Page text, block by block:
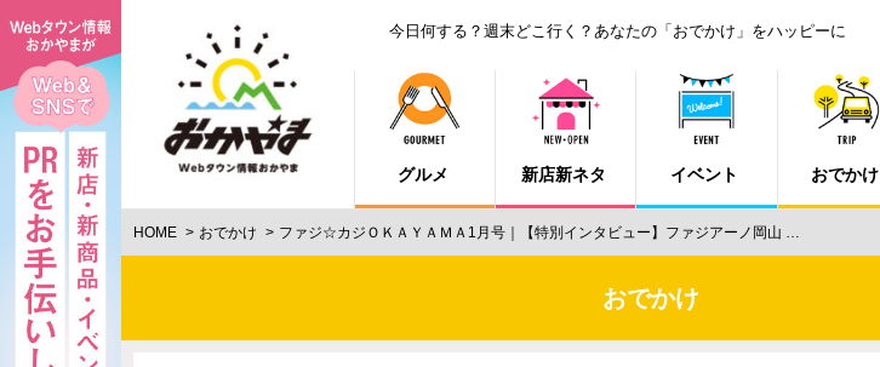
今日何する？週末どこ行く？あなたの「おでかけ」をハッピーに
グルメ 新店新ネタ イベント おでかけ
HOME おでかけ ファジ☆カジＯＫＡＹＡＭＡ1月号｜【特別インタビュー】ファジアーノ岡山 …
おでかけ